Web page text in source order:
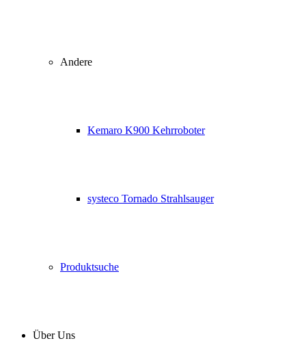
Andere
Kemaro K900 Kehrroboter
systeco Tornado Strahlsauger
Produktsuche
Über Uns